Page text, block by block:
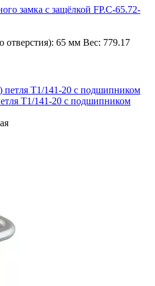
замка c защёлкой FP.C-65.72-
отверстия): 65 мм Вес: 779.17
T1/141-20 с подшипником